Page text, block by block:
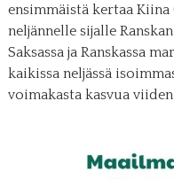
ensimmäistä kertaa Kiina
neljännelle sijalle
Saksassa ja Ranskassa
kaikissa neljässä
voimakasta kasvua